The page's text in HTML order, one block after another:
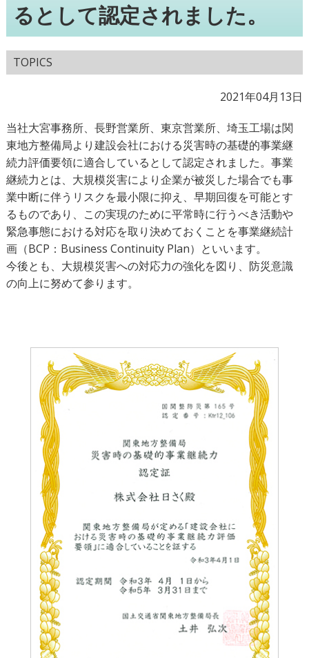
るとして認定されました。
TOPICS
2021年04月13日
当社大宮事務所、長野営業所、東京営業所、埼玉工場は関
東地方整備局より建設会社における災害時の基礎的事業継
続力評価要領に適合しているとして認定されました。事業
継続力とは、大規模災害により企業が被災した場合でも事
業中断に伴うリスクを最小限に抑え、早期回復を可能とす
るものであり、この実現のために平常時に行うべき活動や
緊急事態における対応を取り決めておくことを事業継続計
画（BCP：Business Continuity Plan）といいます。
今後とも、大規模災害への対応力の強化を図り、防災意識
の向上に努めて参ります。